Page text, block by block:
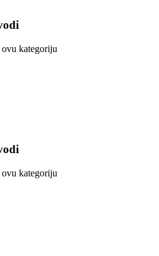
kategoriju
kategoriju